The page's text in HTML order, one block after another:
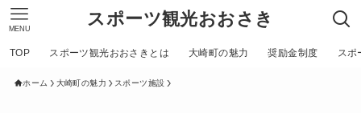
スポーツ観光おおさき
MENU
TOP スポーツ観光おおさきとは 大崎町の魅力 奨励金制度 スポ
ホーム 大崎町の魅力 スポーツ施設